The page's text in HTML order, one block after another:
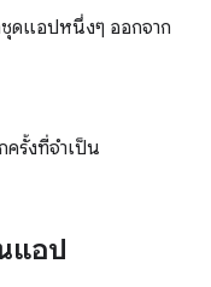
ดแอปหนึ่งๆ ออกจาก
รั้งที่จำเป็น
แอป